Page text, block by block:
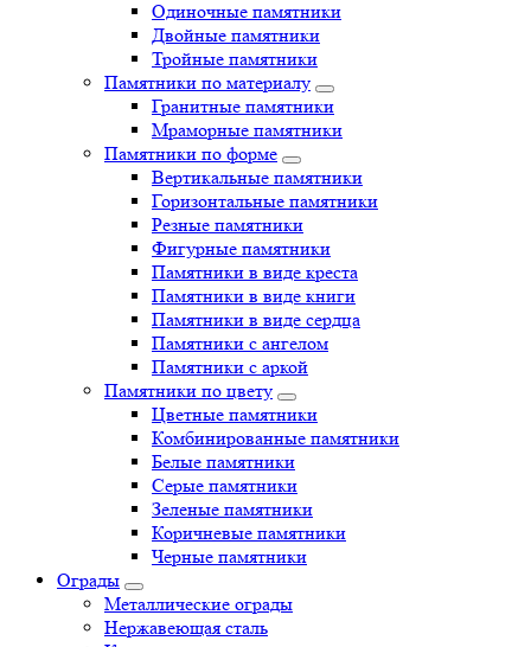
Одиночные памятники
Двойные памятники
Тройные памятники
Памятники по материалу
Гранитные памятники
Мраморные памятники
Памятники по форме
Вертикальные памятники
Горизонтальные памятники
Резные памятники
Фигурные памятники
Памятники в виде креста
Памятники в виде книги
Памятники в виде сердца
Памятники с ангелом
Памятники с аркой
Памятники по цвету
Цветные памятники
Комбинированные памятники
Белые памятники
Серые памятники
Зеленые памятники
Коричневые памятники
Черные памятники
Ограды
Металлические ограды
Нержавеющая сталь